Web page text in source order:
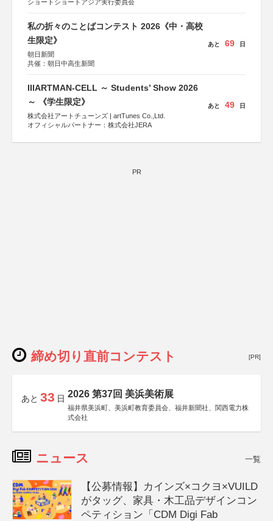
ショートショートアジア実行委員会
私の折々のことばコンテスト 2026《中・高校
生限定》
朝日新聞
共催：朝日中高生新聞
あと 69 日
IIIARTMAN-CELL ～ Students’ Show 2026
～ 《学生限定》
株式会社アートチューンズ | artTunes Co.,Ltd.
オフィシャルパートナー：株式会社JERA
あと 49 日
PR
締め切り直前コンテスト [PR]
あと 33 日 2026 第37回 美浜美術展
福井県美浜町、美浜町教育委員会、福井新聞社、関西電力株
式会社
ニュース 一覧
【公募情報】カインズ×コクヨ×VUILD
がタッグ、家具・木工品デザインコン
ペティション「CDM Digi Fab